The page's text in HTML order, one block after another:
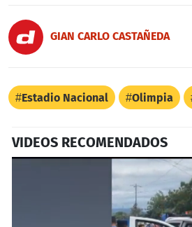
GIAN CARLO CASTAÑEDA
Estadio Nacional Olimpia
VIDEOS RECOMENDADOS